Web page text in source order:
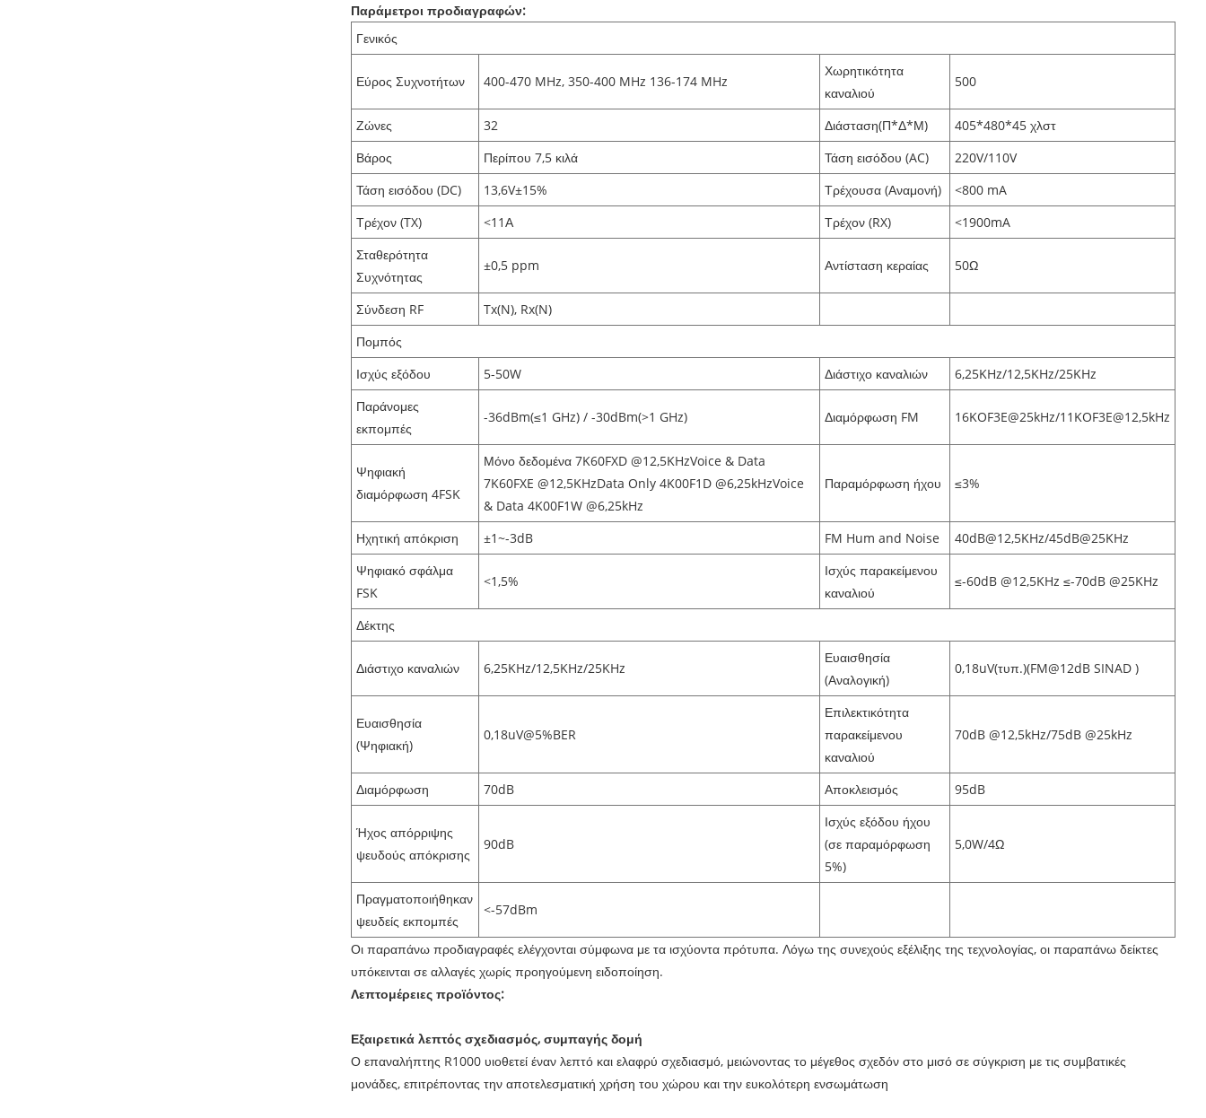
Παράμετροι προδιαγραφών:
Γενικός
Εύρος Συχνοτήτων 400-470 MHz, 350-400 MHz 136-174 MHz
Χωρητικότητα
καναλιού
500
Ζώνες 32 Διάσταση(Π*Δ*Μ)
405*480*45 χλστ
Βάρος
Περίπου 7,5 κιλά Τάση εισόδου (AC)
220V/110V
Τάση εισόδου (DC)
13,6V±15% Τρέχουσα (Αναμονή)
<800 mA
Τρέχον (TX)
<11Α Τρέχον (RX)
<1900mA
Σταθερότητα
Συχνότητας
±0,5 ppm Αντίσταση κεραίας 50Ω
Σύνδεση RF
Tx(N), Rx(N)
Πομπός
Ισχύς εξόδου
5-50W Διάστιχο καναλιών
6,25KHz/12,5KHz/25KHz
Παράνομες
εκπομπές
-36dBm(≤1 GHz) / -30dBm(>1 GHz) Διαμόρφωση FM 16KOF3E@25kHz/11KOF3E@12,5kHz
Ψηφιακή
διαμόρφωση 4FSK
Μόνο δεδομένα 7K60FXD @12,5KHzVoice & Data
7K60FXE @12,5KHzData Only 4K00F1D @6,25kHzVoice
& Data 4K00F1W @6,25kHz
Παραμόρφωση ήχου ≤3%
Ηχητική απόκριση ±1~-3dB FM Hum and Noise
40dB@12,5KHz/45dB@25KHz
Ψηφιακό σφάλμα
FSK
<1,5%
Ισχύς παρακείμενου
καναλιού
≤-60dB @12,5KHz ≤-70dB @25KHz
Δέκτης
Διάστιχο καναλιών 6,25KHz/12,5KHz/25KHz
Ευαισθησία
(Αναλογική)
0,18uV(τυπ.)(FM@12dB SINAD )
Ευαισθησία
(Ψηφιακή)
0,18uV@5%BER
Επιλεκτικότητα
παρακείμενου
καναλιού
70dB @12,5kHz/75dB @25kHz
Διαμόρφωση 70dB Αποκλεισμός 95dB
Ήχος απόρριψης
ψευδούς απόκρισης
90dB
Ισχύς εξόδου ήχου
(σε παραμόρφωση
5%)
5,0W/4Ω
Πραγματοποιήθηκαν
ψευδείς εκπομπές
<-57dBm
Οι παραπάνω προδιαγραφές ελέγχονται σύμφωνα με τα ισχύοντα πρότυπα. Λόγω της συνεχούς εξέλιξης της τεχνολογίας, οι παραπάνω δείκτες
υπόκεινται σε αλλαγές χωρίς προηγούμενη ειδοποίηση.
Λεπτομέρειες προϊόντος:
Εξαιρετικά λεπτός σχεδιασμός, συμπαγής δομή
Ο επαναλήπτης R1000 υιοθετεί έναν λεπτό και ελαφρύ σχεδιασμό, μειώνοντας το μέγεθος σχεδόν στο μισό σε σύγκριση με τις συμβατικές
μονάδες, επιτρέποντας την αποτελεσματική χρήση του χώρου και την ευκολότερη ενσωμάτωση